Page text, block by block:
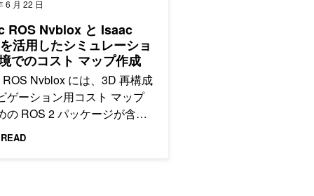
6 月 22 日
ROS Nvblox と Isaac
活用したシミュレーショ
でのコスト マップ作成
ROS Nvblox には、3D 再構成
ゲーション用コスト マップ
の ROS 2 パッケージが含ま
す。